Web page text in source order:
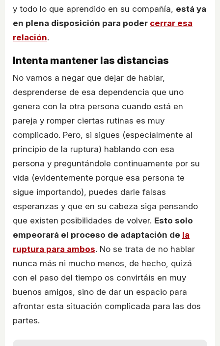
y todo lo que aprendido en su compañía, está ya
en plena disposición para poder cerrar esa
relación.
Intenta mantener las distancias
No vamos a negar que dejar de hablar,
desprenderse de esa dependencia que uno
genera con la otra persona cuando está en
pareja y romper ciertas rutinas es muy
complicado. Pero, si sigues (especialmente al
principio de la ruptura) hablando con esa
persona y preguntándole continuamente por su
vida (evidentemente porque esa persona te
sigue importando), puedes darle falsas
esperanzas y que en su cabeza siga pensando
que existen posibilidades de volver. Esto solo
empeorará el proceso de adaptación de la
ruptura para ambos. No se trata de no hablar
nunca más ni mucho menos, de hecho, quizá
con el paso del tiempo os convirtáis en muy
buenos amigos, sino de dar un espacio para
afrontar esta situación complicada para las dos
partes.